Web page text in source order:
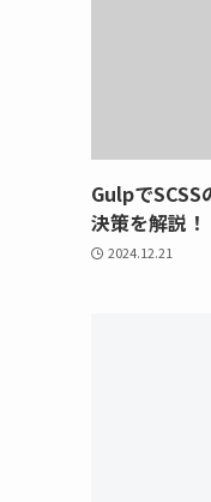
GulpでSCSS
決策を解説！
2024.12.21